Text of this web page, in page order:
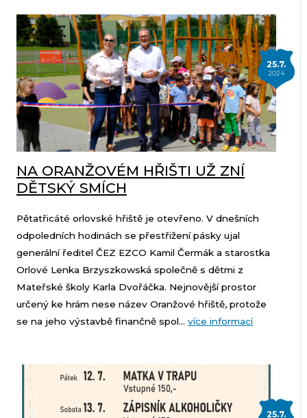
25.7.
2024
NA ORANŽOVÉM HŘIŠTI UŽ ZNÍ
DĚTSKÝ SMÍCH
Pětatřicáté orlovské hřiště je otevřeno. V dnešních
odpoledních hodinách se přestřižení pásky ujal
generální ředitel ČEZ EZCO Kamil Čermák a starostka
Orlové Lenka Brzyszkowská společně s dětmi z
Mateřské školy Karla Dvořáčka. Nejnovější prostor
určený ke hrám nese název Oranžové hřiště, protože
se na jeho výstavbě finančně spol... více informací
25.7.